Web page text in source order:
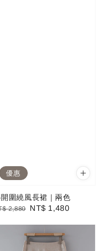
優惠
圍繞風長裙｜兩色
2,880
Sale
NT$ 1,480